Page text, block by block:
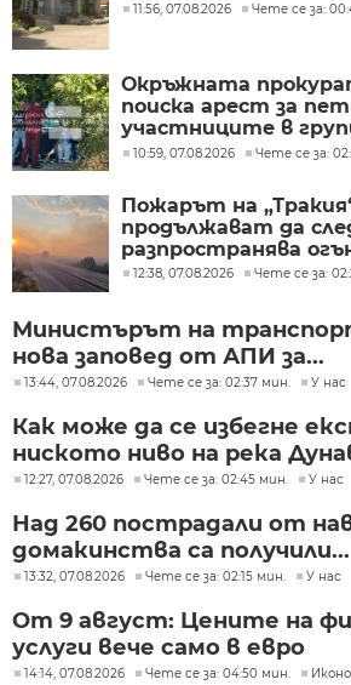
11:56, 07.08.2026 Чете се за:
Окръжната
поиска арест за
участниците в
разбитата
10:59, 07.08.2026 Чете се за:
Пожарът на
продължават да
разпространява
12:38, 07.08.2026 Чете се за:
Министърът на
нова заповед от АПИ за...
13:44, 07.08.2026 Чете се за: 02:37 мин. У нас
Как може да се избегне
ниското ниво на река
12:27, 07.08.2026 Чете се за: 02:45 мин. У нас
Над 260 пострадали от
домакинства са получили...
13:32, 07.08.2026 Чете се за: 02:15 мин. У нас
От 9 август: Цените на
услуги вече само в евро
14:14, 07.08.2026 Чете се за: 04:50 мин.